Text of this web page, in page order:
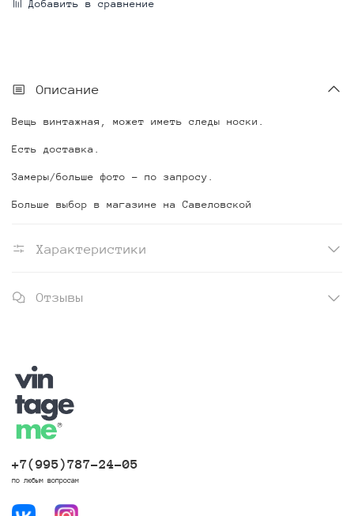
Добавить в сравнение
Описание
Вещь винтажная, может иметь следы носки.
Есть доставка.
Замеры/больше фото - по запросу.
Больше выбор в магазине на Савеловской
Характеристики
Отзывы
+7(995)787-24-05
по любым вопросам